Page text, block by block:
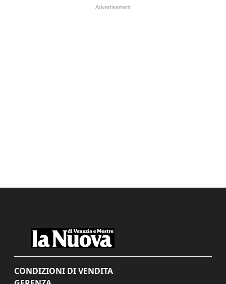
CONDIZIONI DI VENDITA